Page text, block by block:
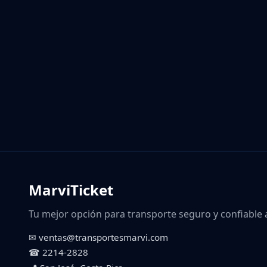
MarviTicket
Tu mejor opción para transporte seguro y confiable
✉ ventas@transportesmarvi.com
☎ 2214-2828